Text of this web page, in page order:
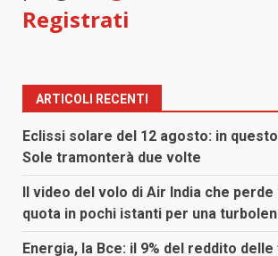
Registrati
ARTICOLI RECENTI
Eclissi solare del 12 agosto: in
Sole tramonterà due volte
Il video del volo di Air India che
quota in pochi istanti per una
Energia, la Bce: il 9% del reddito